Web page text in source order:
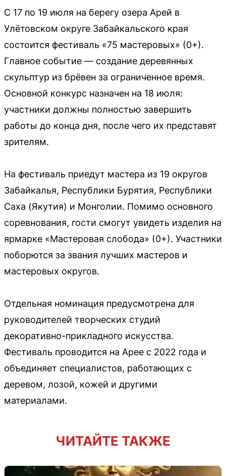
С 17 по 19 июля на берегу озера Арей в
Улётовском округе Забайкальского края
состоится фестиваль «75 мастеровых» (0+).
Главное событие — создание деревянных
скульптур из брёвен за ограниченное время.
Основной конкурс назначен на 18 июля:
участники должны полностью завершить
работы до конца дня, после чего их представят
зрителям.
На фестиваль приедут мастера из 19 округов
Забайкалья, Республики Бурятия, Республики
Саха (Якутия) и Монголии. Помимо основного
соревнования, гости смогут увидеть изделия на
ярмарке «Мастеровая слобода» (0+). Участники
поборются за звания лучших мастеров и
мастеровых округов.
Отдельная номинация предусмотрена для
руководителей творческих студий
декоративно-прикладного искусства.
Фестиваль проводится на Арее с 2022 года и
объединяет специалистов, работающих с
деревом, лозой, кожей и другими
материалами.
ЧИТАЙТЕ ТАКЖЕ